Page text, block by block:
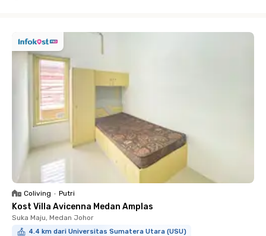
Coliving • Putri
Kost Villa Avicenna Medan Amplas
Suka Maju, Medan Johor
4.4 km dari Universitas Sumatera Utara (USU)